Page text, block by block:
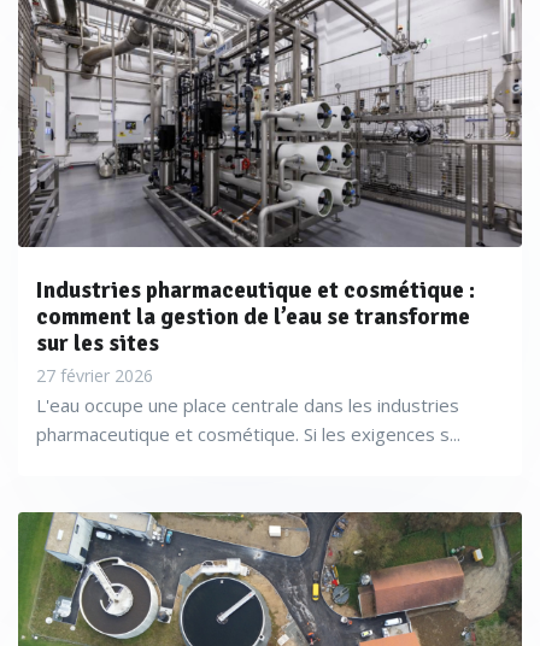
Industries pharmaceutique et cosmétique :
comment la gestion de l’eau se transforme
sur les sites
27 février 2026
L'eau occupe une place centrale dans les industries
pharmaceutique et cosmétique. Si les exigences s...